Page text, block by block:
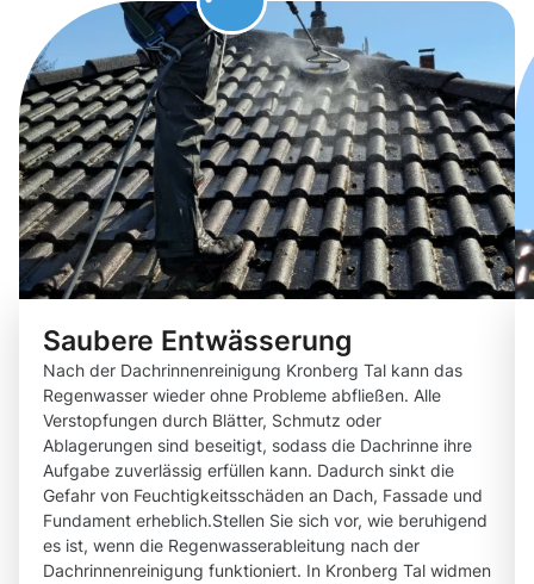
Saubere Entwässerung
Nach der Dachrinnenreinigung Kronberg Tal kann das
Regenwasser wieder ohne Probleme abfließen. Alle
Verstopfungen durch Blätter, Schmutz oder
Ablagerungen sind beseitigt, sodass die Dachrinne ihre
Aufgabe zuverlässig erfüllen kann. Dadurch sinkt die
Gefahr von Feuchtigkeitsschäden an Dach, Fassade und
Fundament erheblich.Stellen Sie sich vor, wie beruhigend
es ist, wenn die Regenwasserableitung nach der
Dachrinnenreinigung funktioniert. In Kronberg Tal widmen